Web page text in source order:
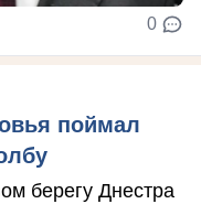
0
поймал
берегу Днестра